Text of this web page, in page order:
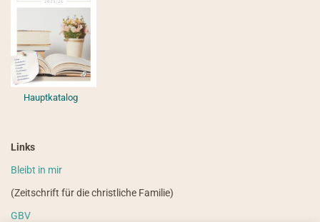
Hauptkatalog
Links
Bleibt in mir
(Zeitschrift für die christliche Familie)
GBV